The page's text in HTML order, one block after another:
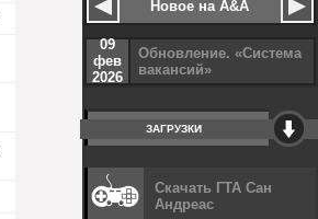
Новое на A&A
09
фев
2026
Обновление. «Система
вакансий»
ЗАГРУЗКИ
Скачать ГТА Сан
Андреас